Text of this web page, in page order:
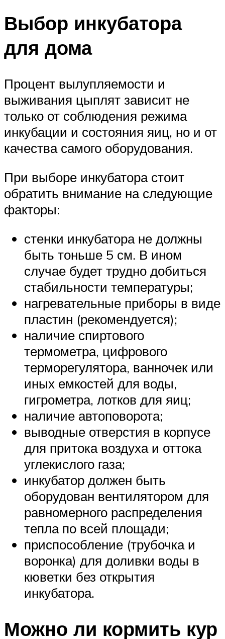
Выбор инкубатора
для дома
Процент вылупляемости и
выживания цыплят зависит не
только от соблюдения режима
инкубации и состояния яиц, но и от
качества самого оборудования.
При выборе инкубатора стоит
обратить внимание на следующие
факторы:
стенки инкубатора не должны
быть тоньше 5 см. В ином
случае будет трудно добиться
стабильности температуры;
нагревательные приборы в виде
пластин (рекомендуется);
наличие спиртового
термометра, цифрового
терморегулятора, ванночек или
иных емкостей для воды,
гигрометра, лотков для яиц;
наличие автоповорота;
выводные отверстия в корпусе
для притока воздуха и оттока
углекислого газа;
инкубатор должен быть
оборудован вентилятором для
равномерного распределения
тепла по всей площади;
приспособление (трубочка и
воронка) для доливки воды в
кюветки без открытия
инкубатора.
Можно ли кормить кур